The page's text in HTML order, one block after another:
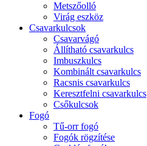
Metszőolló
Virág eszköz
Csavarkulcsok
Csavarvágó
Állítható csavarkulcs
Imbuszkulcs
Kombinált csavarkulcs
Racsnis csavarkulcs
Keresztfelni csavarkulcs
Csőkulcsok
Fogó
Tű-orr fogó
Fogók rögzítése